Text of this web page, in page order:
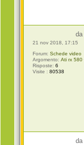
21 nov 2018, 17:15
Forum: Schede video
Argomento: Ati rx 580
Risposte: 6
Visite : 80538